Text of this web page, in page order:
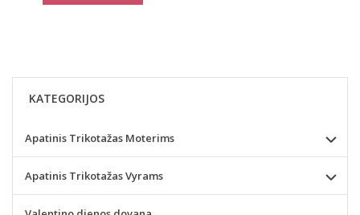
KATEGORIJOS
Apatinis Trikotažas Moterims
Apatinis Trikotažas Vyrams